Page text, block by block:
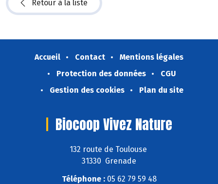
Retour à la liste
Accueil Contact
Mentions légales
Protection des données
CGU
Gestion des cookies
Plan du site
Biocoop Vivez Nature
132 route de Toulouse
31330 Grenade
Téléphone :05 62 79 59 48